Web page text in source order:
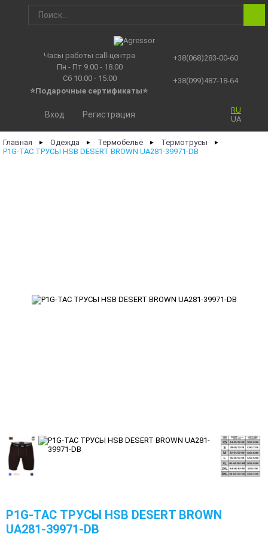
Часы работы call-центра
Пн - Пт 9.00 - 18.00
Сб 10.00 - 15.00
⭐Подарочные сертификаты⭐
+38(068)283-00-60
+38(099)487-18-64
RU
UA
Вход Регистрация
Главная ► Одежда ► Термобельё ► Термотрусы ►
P1G-TAC ТРУСЫ HSB DESERT BROWN UA281-39971-DB
P1G-TAC ТРУСЫ HSB DESERT BROWN
UA281-39971-DB